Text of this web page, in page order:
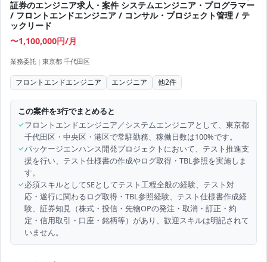
証券のエンジニア求人・案件 システムエンジニア・プログラマー
/ フロントエンドエンジニア / コンサル・プロジェクト管理 / テ
ックリード
〜1,100,000円/月
業務委託 | 東京都 千代田区
フロントエンドエンジニア エンジニア 他2件
この案件を3行でまとめると
✓フロントエンドエンジニア／システムエンジニアとして、東京都
千代田区・中央区・港区で常駐勤務、稼働日数は100%です。
✓パッケージエンハンス開発プロジェクトにおいて、テスト推進支
援を行い、テスト仕様書の作成やログ取得・TBL参照を実施しま
す。
✓必須スキルとしてSEとしてテスト工程全般の経験、テスト対
応・遂行に関わるログ取得・TBL参照経験、テスト仕様書作成経
験、証券知見（株式・投信・先物OPの発注・取消・訂正・約
定・信用取引・口座・銘柄等）があり、歓迎スキルは明記されて
いません。